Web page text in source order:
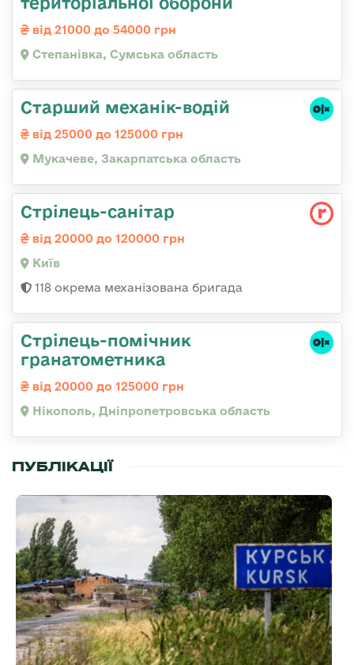
від 21000 до 54000 грн
Степанівка, Сумська область
Старший механік-водій
від 25000 до 125000 грн
Мукачеве, Закарпатська область
Стрілець-санітар
від 20000 до 120000 грн
Київ
118 окрема механізована бригада
Стрілець-помічник
гранатометника
від 20000 до 125000 грн
Нікополь, Дніпропетровська область
ПУБЛІКАЦІЇ